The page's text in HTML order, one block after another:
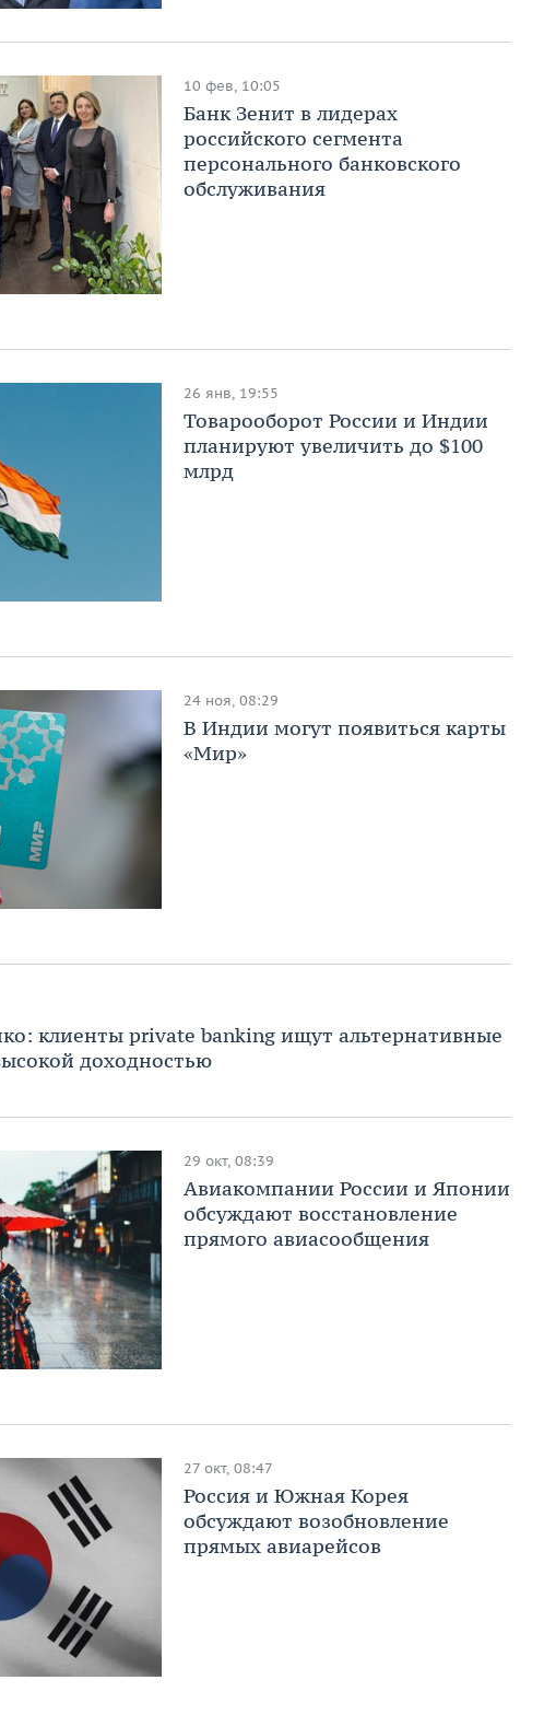
10 фев, 10:05
Банк Зенит в лидерах
российского сегмента
персонального банковского
обслуживания
26 янв, 19:55
Товарооборот России и Индии
планируют увеличить до $100
млрд
24 ноя, 08:29
В Индии могут появиться карты
«Мир»
клиенты private banking ищут альтернативные
доходностью
29 окт, 08:39
Авиакомпании России и Японии
обсуждают восстановление
прямого авиасообщения
27 окт, 08:47
Россия и Южная Корея
обсуждают возобновление
прямых авиарейсов